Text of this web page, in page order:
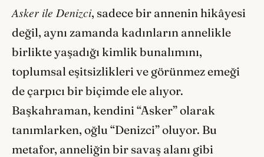
Asker ile Denizci, sadece bir annenin hikâyesi
değil, aynı zamanda kadınların annelikle
birlikte yaşadığı kimlik bunalımını,
toplumsal eşitsizlikleri ve görünmez emeği
de çarpıcı bir biçimde ele alıyor.
Başkahraman, kendini “Asker” olarak
tanımlarken, oğlu “Denizci” oluyor. Bu
metafor, anneliğin bir savaş alanı gibi